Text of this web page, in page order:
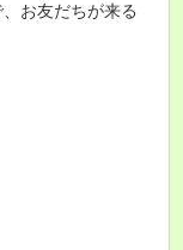
お友だちが来る